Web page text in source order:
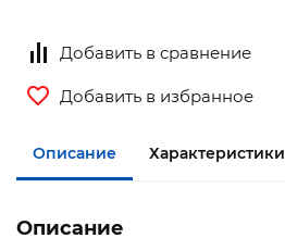
Добавить в сравнение
Добавить в избранное
Описание Характеристики
Описание